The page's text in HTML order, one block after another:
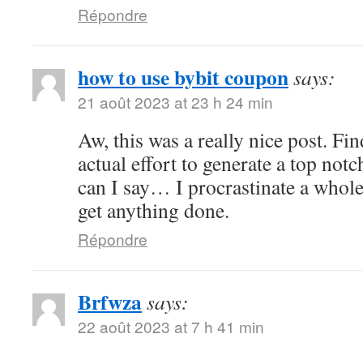
Répondre
how to use bybit couponsays:
21 août 2023 at 23 h 24 min
Aw, this was a really nice post.
actual effort to generate a top
can I say… I procrastinate a
get anything done.
Répondre
Brfwzasays:
22 août 2023 at 7 h 41 min